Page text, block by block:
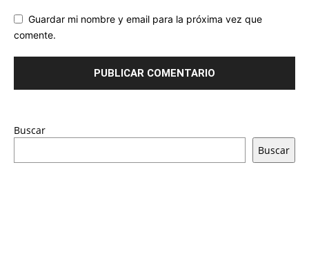
Guardar mi nombre y email para la próxima vez que
comente.
Buscar
Buscar